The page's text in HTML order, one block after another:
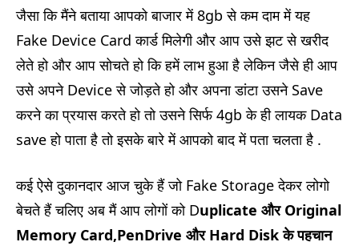
जैसा कि मैंने बताया आपको बाजार में 8gb से कम दाम में यह
Fake Device Card कार्ड मिलेगी और आप उसे झट से खरीद
लेते हो और आप सोचते हो कि हमें लाभ हुआ है लेकिन जैसे ही आप
उसे अपने Device से जोड़ते हो और अपना डांटा उसने Save
करने का प्रयास करते हो तो उसने सिर्फ 4gb के ही लायक Data
save हो पाता है तो इसके बारे में आपको बाद में पता चलता है .
कई ऐसे दुकानदार आज चुके हैं जो Fake Storage देकर लोगो
बेचते हैं चलिए अब मैं आप लोगों को Duplicate और Original
Memory Card,PenDrive और Hard Disk के पहचान